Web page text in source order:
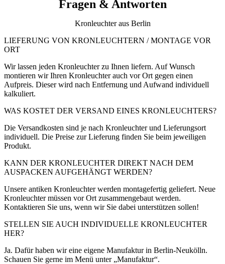
Fragen & Antworten
Kronleuchter aus Berlin
LIEFERUNG VON KRONLEUCHTERN / MONTAGE VOR
ORT
Wir lassen jeden Kronleuchter zu Ihnen liefern. Auf Wunsch
montieren wir Ihren Kronleuchter auch vor Ort gegen einen
Aufpreis. Dieser wird nach Entfernung und Aufwand individuell
kalkuliert.
WAS KOSTET DER VERSAND EINES KRONLEUCHTERS?
Die Versandkosten sind je nach Kronleuchter und Lieferungsort
individuell. Die Preise zur Lieferung finden Sie beim jeweiligen
Produkt.
KANN DER KRONLEUCHTER DIREKT NACH DEM
AUSPACKEN AUFGEHÄNGT WERDEN?
Unsere antiken Kronleuchter werden montagefertig geliefert. Neue
Kronleuchter müssen vor Ort zusammengebaut werden.
Kontaktieren Sie uns, wenn wir Sie dabei unterstützen sollen!
STELLEN SIE AUCH INDIVIDUELLE KRONLEUCHTER
HER?
Ja. Dafür haben wir eine eigene Manufaktur in Berlin-Neukölln.
Schauen Sie gerne im Menü unter „Manufaktur“.